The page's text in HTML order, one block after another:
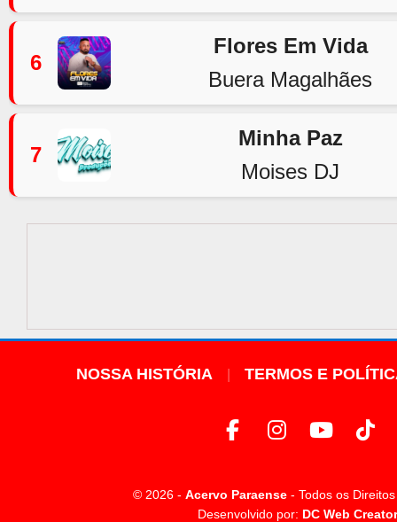
6
Flores Em Vida
Buera Magalhães
7
Minha Paz
Moises DJ
NOSSA HISTÓRIA TERMOS E
© 2026 - Acervo Paraense - Todos os
Desenvolvido por: DC Web